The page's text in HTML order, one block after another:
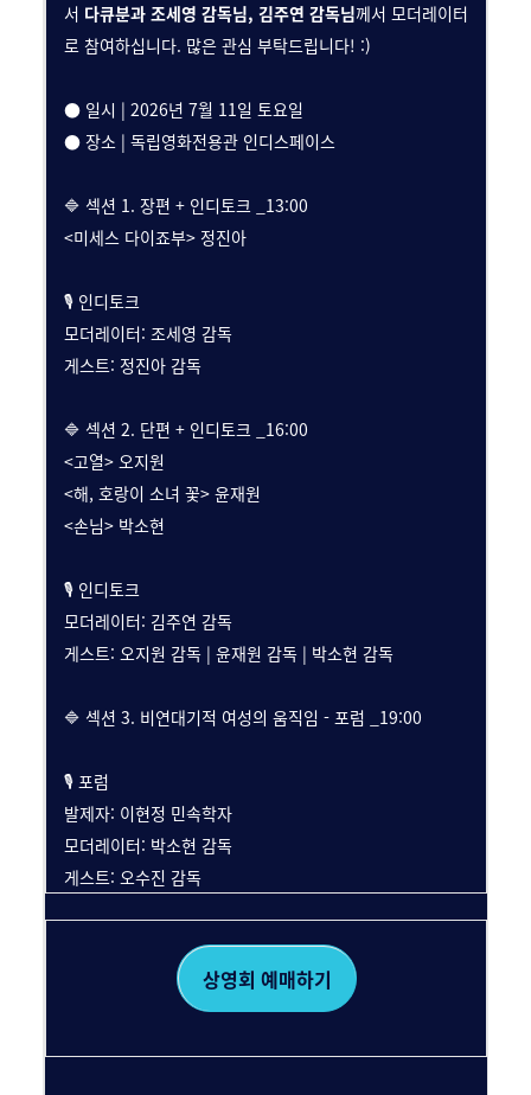
서 다큐분과 조세영 감독님, 김주연 감독님께서 모더레이터
로 참여하십니다. 많은 관심 부탁드립니다! :)
● 일시 | 2026년 7월 11일 토요일
● 장소 | 독립영화전용관 인디스페이스
🔷 섹션 1. 장편 + 인디토크 _13:00
<미세스 다이죠부> 정진아
🎙️ 인디토크
모더레이터: 조세영 감독
게스트: 정진아 감독
🔷 섹션 2. 단편 + 인디토크 _16:00
<고열> 오지원
<해, 호랑이 소녀 꽃> 윤재원
<손님> 박소현
🎙️ 인디토크
모더레이터: 김주연 감독
게스트: 오지원 감독 | 윤재원 감독 | 박소현 감독
🔷 섹션 3. 비연대기적 여성의 움직임 - 포럼 _19:00
🎙️ 포럼
발제자: 이현정 민속학자
모더레이터: 박소현 감독
게스트: 오수진 감독
상영회 예매하기